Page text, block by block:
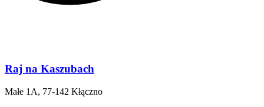
Raj na Kaszubach
Małe 1A, 77-142 Kłączno